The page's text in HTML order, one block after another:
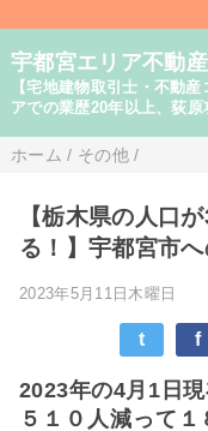
宇都宮エリア不動
【宅地建物取引士・不動
アでの業歴20年以上、荻原
ホーム / その他/
【栃木県の人口
る！】宇都宮市
2023年5月11日木曜日
t f
2023年の4月1日
５１０人減って